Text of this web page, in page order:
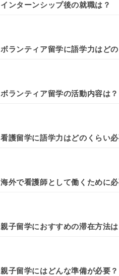
インターンシップ後の就職は？
ボランティア留学に語学力はど
ボランティア留学の活動内容は？
看護留学に語学力はどのくらい必
海外で看護師として働くために
親子留学におすすめの滞在方法は
親子留学にはどんな準備が必要？